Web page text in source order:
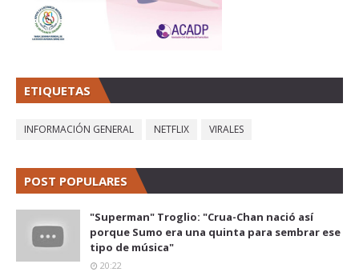
ETIQUETAS
INFORMACIÓN GENERAL NETFLIX VIRALES
POST POPULARES
"Superman" Troglio: "Crua-Chan nació así
porque Sumo era una quinta para sembrar ese
tipo de música"
20:22